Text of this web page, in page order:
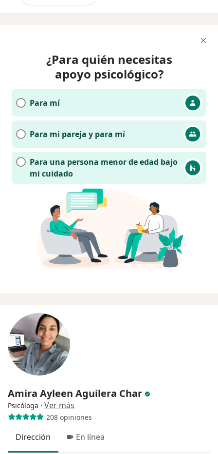
¿Para quién necesitas
apoyo psicológico?
Para mí
Para mi pareja y para mí
Para una persona menor de edad bajo
mi cuidado
Amira Ayleen Aguilera Char
Psicóloga · Ver más
208 opiniones
Dirección En línea